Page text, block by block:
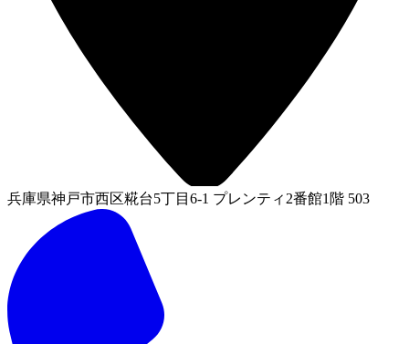
兵庫県神戸市西区糀台5丁目6-1 プレンティ2番館1階 503